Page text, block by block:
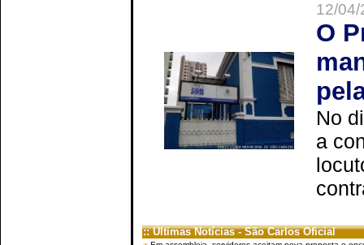
12/
O
No
a
:: Últimas Notícias - São Carlos Oficial